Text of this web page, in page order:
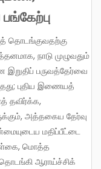
நாடு முழுவதும்
பருவத்தேர்வை
புதிய இணையத்
தவிர்க்க,
அத்தகைய தேர்வு
மதிப்பீட்டை
மொத்த
தொடங்கி ஆராய்ச்சிக்